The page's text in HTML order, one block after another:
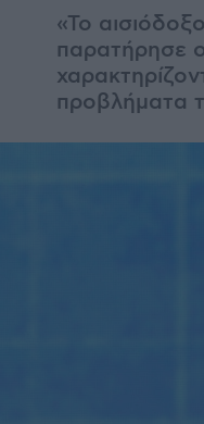
«Το
παρατήρησε
προβλήματα